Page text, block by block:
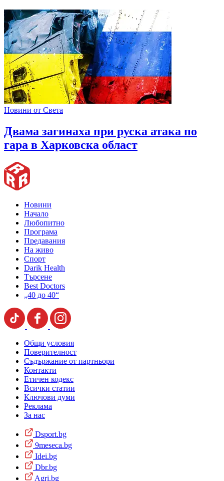
Новини от Света
Двама загинаха при руска атака по
гара в Харковска област
Новини
Начало
Любопитно
Програма
Предавания
На живо
Спорт
Darik Health
Търсене
Best Doctors
„40 до 40“
Общи условия
Поверителност
Съдържание от партньори
Контакти
Етичен кодекс
Всички статии
Ключови думи
Реклама
За нас
Dsport.bg
9meseca.bg
Idei.bg
Dbr.bg
Agri.bg